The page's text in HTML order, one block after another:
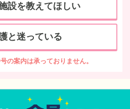
設を教えてほしい
と迷っている
の案内は承っておりません。